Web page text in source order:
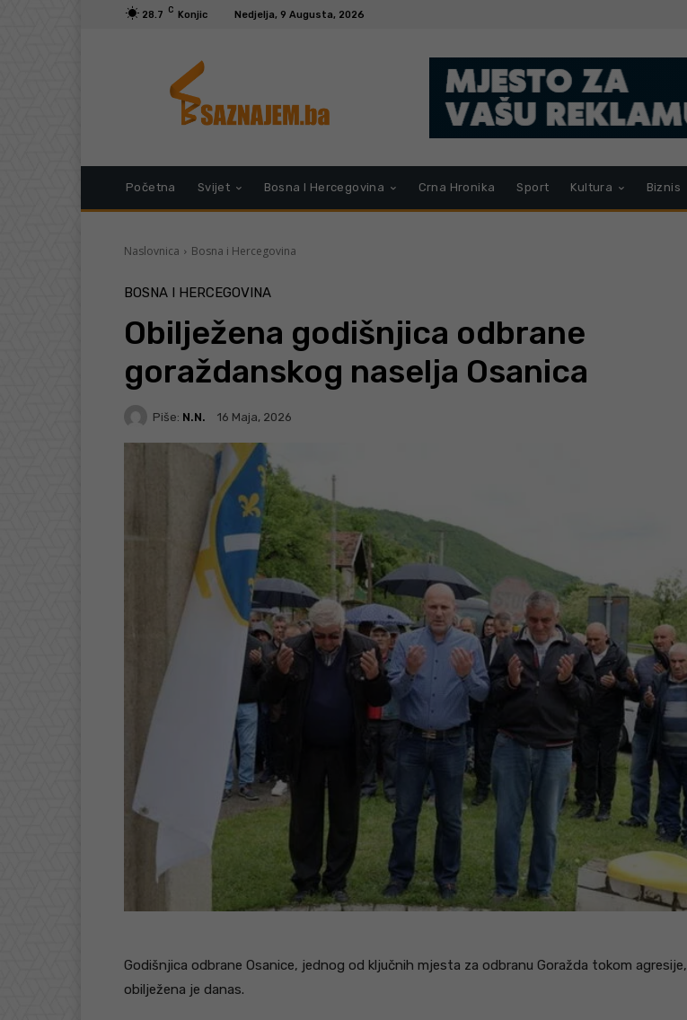
28.7 C Konjic Nedjelja, 9 Augusta, 2026
Početna Svijet Bosna I Hercegovina Crna Hronika Sport Kultura Biznis
Naslovnica Bosna i Hercegovina
BOSNA I HERCEGOVINA
Obilježena godišnjica odbrane
goraždanskog naselja Osanica
Piše: N.N. 16 Maja, 2026
Godišnjica odbrane Osanice, jednog od ključnih mjesta za odbranu Goražda tokom agresije,
obilježena je danas.